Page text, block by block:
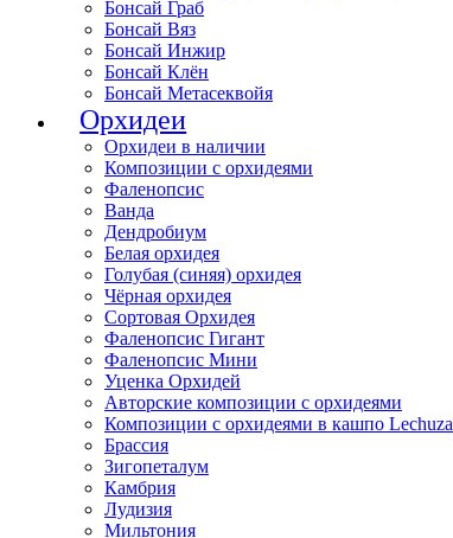
Бонсай Граб
Бонсай Вяз
Бонсай Инжир
Бонсай Клён
Бонсай Метасеквойя
Орхидеи
Орхидеи в наличии
Композиции с орхидеями
Фаленопсис
Ванда
Дендробиум
Белая орхидея
Голубая (синяя) орхидея
Чёрная орхидея
Сортовая Орхидея
Фаленопсис Гигант
Фаленопсис Мини
Уценка Орхидей
Авторские композиции с орхидеями
Композиции с орхидеями в кашпо Lechuza
Брассия
Зигопеталум
Камбрия
Лудизия
Мильтония